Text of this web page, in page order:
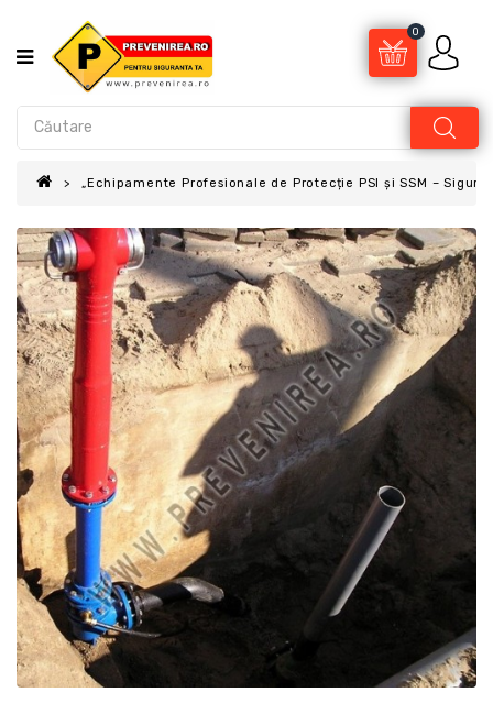
0
„Echipamente Profesionale de Protecție PSI și SSM –